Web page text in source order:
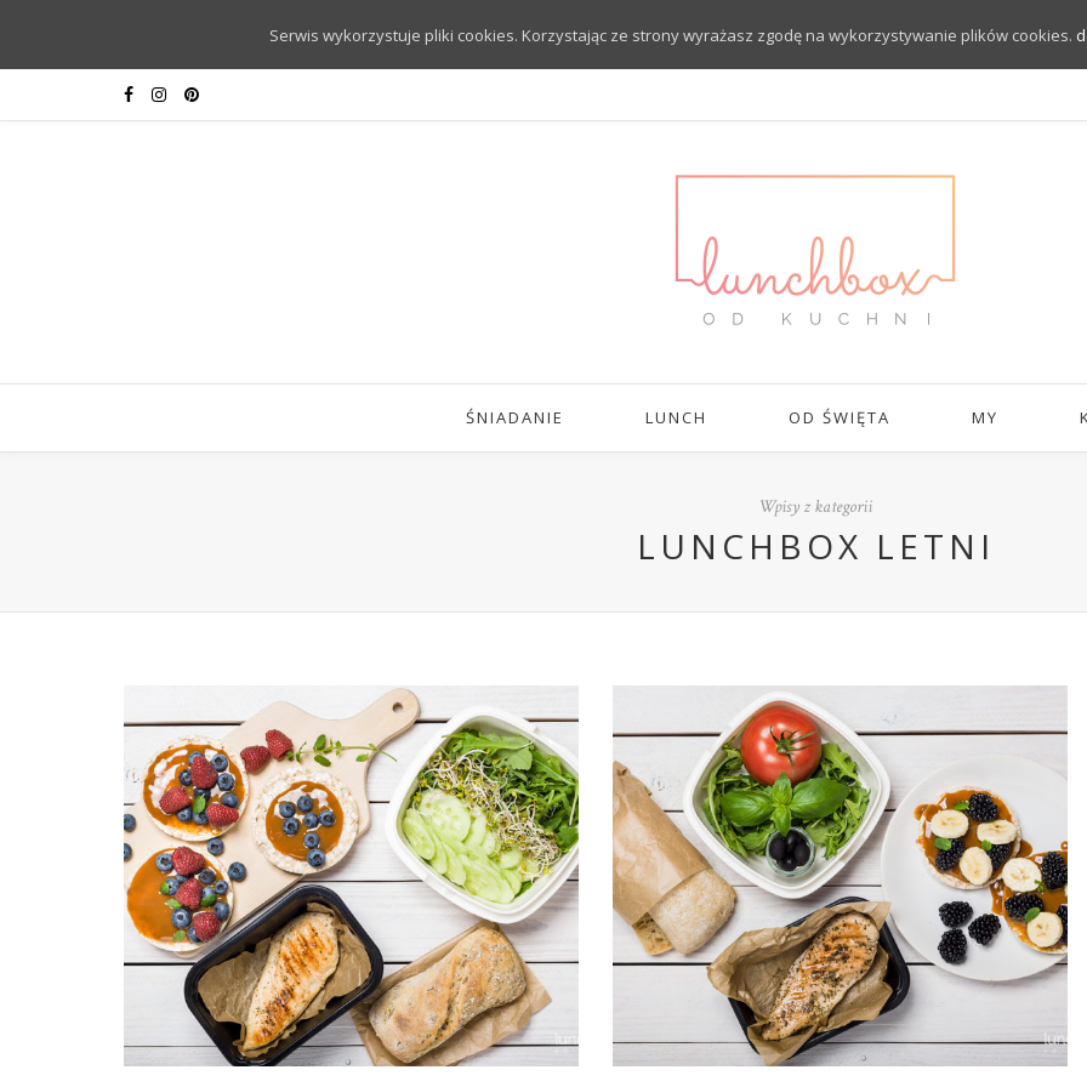
ŚNIADANIE LUNCH OD ŚWIĘTA MY
Wpisy z kategorii
LUNCHBOX LETNI
Serwis wykorzystuje pliki cookies. Korzystając ze strony wyrażasz zgodę na wykorzystywanie plików cookies.